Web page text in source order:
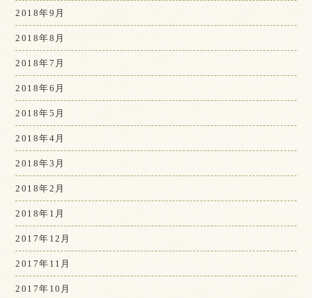
2018年9月
2018年8月
2018年7月
2018年6月
2018年5月
2018年4月
2018年3月
2018年2月
2018年1月
2017年12月
2017年11月
2017年10月